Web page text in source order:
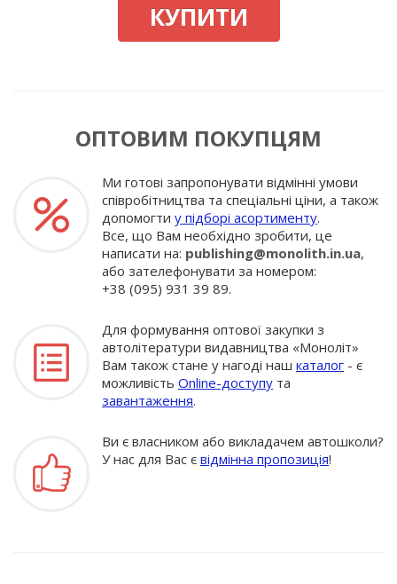
КУПИТИ
ОПТОВИМ ПОКУПЦЯМ
Ми готові запропонувати відмінні умови
співробітництва та спеціальні ціни, а також
допомогти у підборі асортименту.
Все, що Вам необхідно зробити, це
написати на: publishing@monolith.in.ua,
або зателефонувати за номером:
+38 (095) 931 39 89.
Для формування оптової закупки з
автолітератури видавництва «Моноліт»
Вам також стане у нагоді наш каталог - є
можливість Online-доступу та
завантаження.
Ви є власником або викладачем автошколи?
У нас для Вас є відмінна пропозиція!